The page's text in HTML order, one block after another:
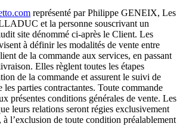
représenté par Philippe GENEIX, Les
et la personne souscrivant un
site dénommé ci-après le Client. Les
à définir les modalités de vente entre
de la commande aux services, en passant
Elles règlent toutes les étapes
de la commande et assurent le suivi de
les parties contractantes. Toute commande
présentes conditions générales de vente. Les
leurs relations seront régies exclusivement
à l’exclusion de toute condition préalablement